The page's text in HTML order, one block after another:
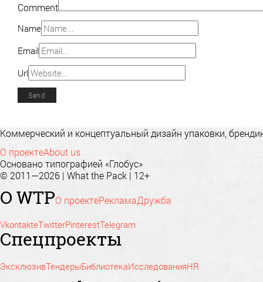
Comment
Name
Email
Url
Коммерческий и концептуальный дизайн упаковки,
О проектеAbout us
Основано типографией «Глобус»
© 2011—2026 | What the Pack | 12+
О WTPО проектеРекламаДружба
VkontakteTwitterPinterestTelegram
Спецпроекты
ЭксклюзивТендерыБиблиотекаИсследованияHR